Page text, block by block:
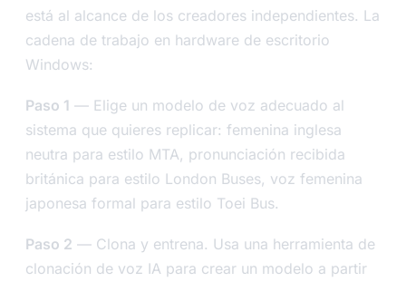
está al alcance de los creadores independientes. La
cadena de trabajo en hardware de escritorio
Windows:
Paso 1 — Elige un modelo de voz adecuado al
sistema que quieres replicar: femenina inglesa
neutra para estilo MTA, pronunciación recibida
británica para estilo London Buses, voz femenina
japonesa formal para estilo Toei Bus.
Paso 2 — Clona y entrena. Usa una herramienta de
clonación de voz IA para crear un modelo a partir